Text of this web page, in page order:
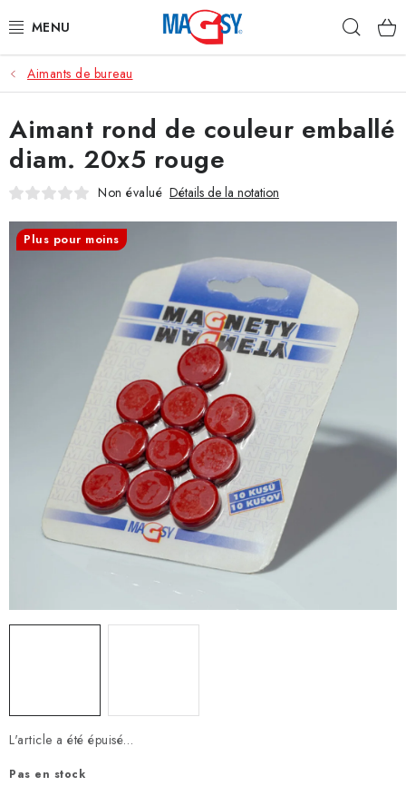
au
CATÉGORIE PRINCIPALE
ACCESSOIRES MAGNÉTIQUES
AIMANTS INDUSTRIELS
AUTRES AIMANTS
MATÉRIAUX EN ACIER INOXYDABLE
Conditions de vente
Protection des données (RGPD)
Contacte
Aimants de bureau
L'article a été épuisé…
Pas en stock
Aimant rond de couleur emballé
diam. 20x5 rouge
Non évalué Détails de la notation
Plus pour moins